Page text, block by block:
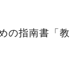
の指南書「